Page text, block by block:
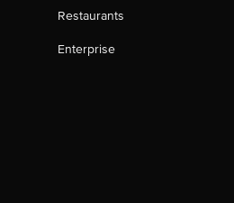
Restaurants
Enterprise